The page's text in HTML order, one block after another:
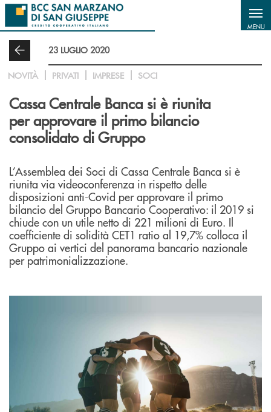
Salta al contenuto principale
MENU
23 LUGLIO 2020
NOVITÀ PRIVATI IMPRESE SOCI
Cassa Centrale Banca si è riunita
per approvare il primo bilancio
consolidato di Gruppo
L’Assemblea dei Soci di Cassa Centrale Banca si è
riunita via videoconferenza in rispetto delle
disposizioni anti-Covid per approvare il primo
bilancio del Gruppo Bancario Cooperativo: il 2019 si
chiude con un utile netto di 221 milioni di Euro. Il
coefficiente di solidità CET1 ratio al 19,7% colloca il
Gruppo ai vertici del panorama bancario nazionale
per patrimonializzazione.